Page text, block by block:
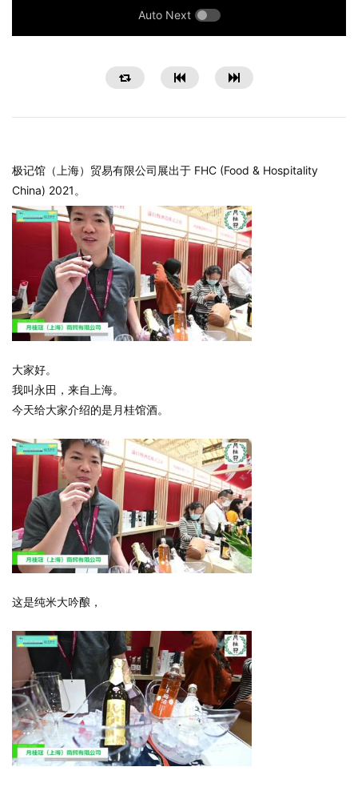
Auto Next
极记馆（上海）贸易有限公司展出于 FHC (Food & Hospitality
China) 2021。
大家好。
我叫永田，来自上海。
今天给大家介绍的是月桂馆酒。
这是纯米大吟酿，